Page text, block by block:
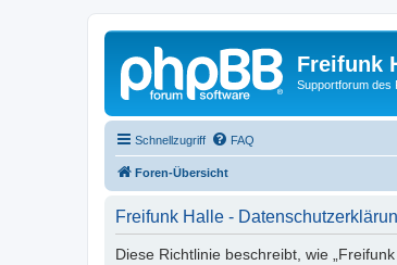
Freifunk
Supportforum des
Schnellzugriff FAQ
Foren-Übersicht
Freifunk Halle -
Diese Richtlinie beschreibt, wie